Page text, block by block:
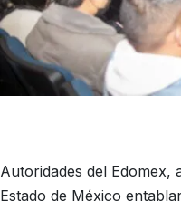
Autoridades del Edomex,
Estado de México